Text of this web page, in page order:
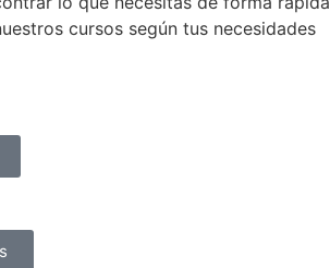
cursos según tus necesidades